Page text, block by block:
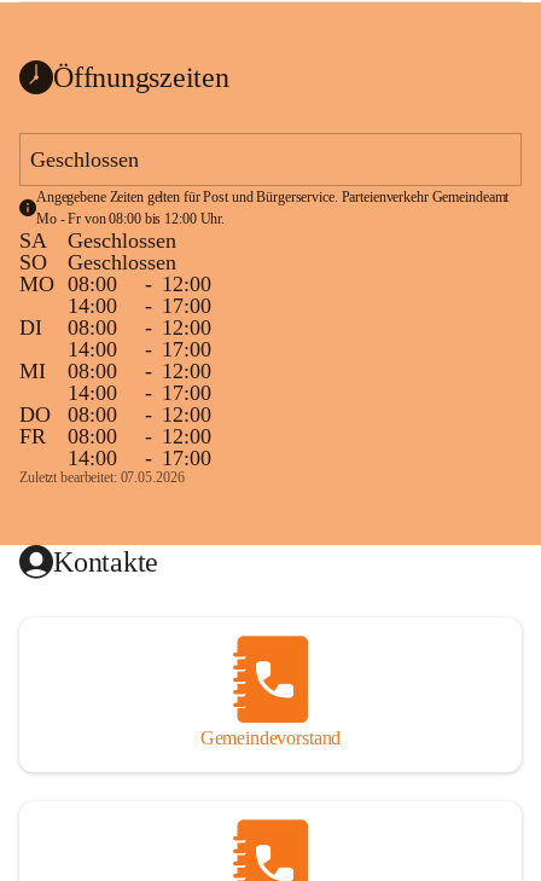
Öffnungszeiten
Geschlossen
Angegebene Zeiten gelten für Post und Bürgerservice. Parteienverkehr Gemeindeamt
Mo - Fr von 08:00 bis 12:00 Uhr.
SA
Geschlossen
SO
Geschlossen
MO 08:00 - 12:00
14:00
- 17:00
DI
08:00 - 12:00
14:00
- 17:00
MI
08:00 - 12:00
14:00
- 17:00
DO
08:00 - 12:00
FR
08:00 - 12:00
14:00
- 17:00
Zuletzt bearbeitet: 07.05.2026
Kontakte
Gemeindevorstand